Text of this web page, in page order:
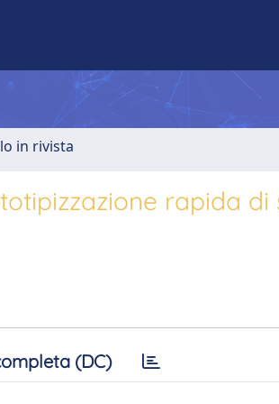
in rivista
rapida di
(DC)